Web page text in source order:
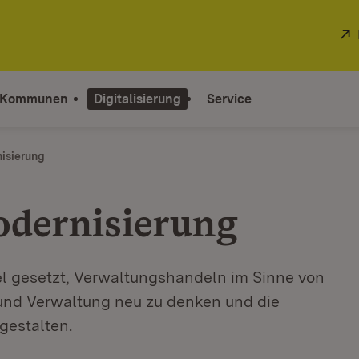
Digitalisierung Service
gesetzt, Verwaltungshandeln im Sinne von
Verwaltung neu zu denken und die